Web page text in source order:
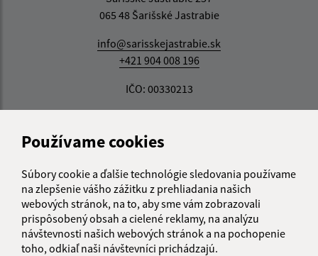
Používame cookies
Súbory cookie a ďalšie technológie sledovania používame
na zlepšenie vášho zážitku z prehliadania našich
webových stránok, na to, aby sme vám zobrazovali
prispôsobený obsah a cielené reklamy, na analýzu
návštevnosti našich webových stránok a na pochopenie
toho, odkiaľ naši návštevníci prichádzajú.
065 48 Šarišské Jastrabie
info@sarisskejastrabie.sk
+421 904 008 196
IČO: 00330213